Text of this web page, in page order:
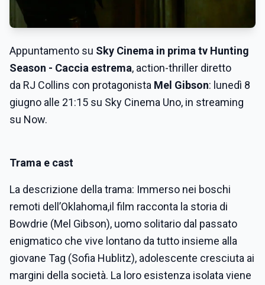
Appuntamento su Sky Cinema in prima tv Hunting
Season - Caccia estrema, action-thriller diretto
da RJ Collins con protagonista Mel Gibson: lunedì 8
giugno alle 21:15 su Sky Cinema Uno, in streaming
su Now.
Trama e cast
La descrizione della trama: Immerso nei boschi
remoti dell’Oklahoma,il film racconta la storia di
Bowdrie (Mel Gibson), uomo solitario dal passato
enigmatico che vive lontano da tutto insieme alla
giovane Tag (Sofia Hublitz), adolescente cresciuta ai
margini della società. La loro esistenza isolata viene